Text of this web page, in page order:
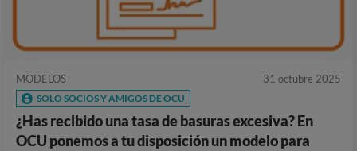
MODELOS 31 octubre 2025
SOLO SOCIOS Y AMIGOS DE OCU
¿Has recibido una tasa de basuras excesiva? En
OCU ponemos a tu disposición un modelo para